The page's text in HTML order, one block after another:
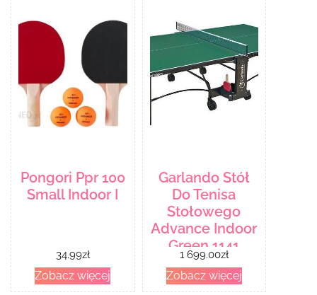
Pongori Ppr 100
Small Indoor I
34.99zł
Zobacz więcej
Garlando Stół
Do Tenisa
Stołowego
Advance Indoor
Green 1141
1 699.00zł
Zobacz więcej